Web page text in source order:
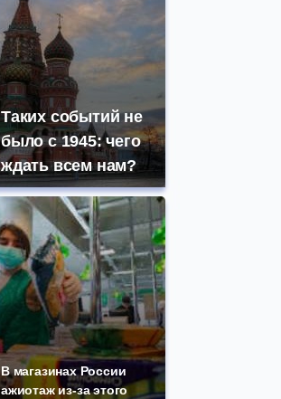
Таких событий не
было с 1945: чего
ждать всем нам?
В магазинах России
ажиотаж из-за этого